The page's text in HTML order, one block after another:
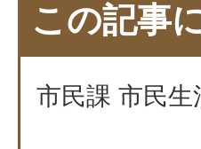
この記事
市民課 市民生